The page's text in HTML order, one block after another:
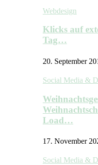
Webdesign
Klicks auf
Tag…
20. September
Social Media &
Load…
17. November
Social Media &